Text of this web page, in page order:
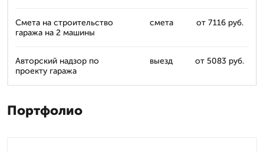
Смета на строительство
гаража на 2 машины
смета от 7116 руб.
Авторский надзор по
проекту гаража
выезд от 5083 руб.
Портфолио